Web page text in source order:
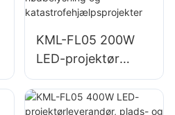
KML-FL05 200W
LED-projektør
leverandør,
nødbelysning og